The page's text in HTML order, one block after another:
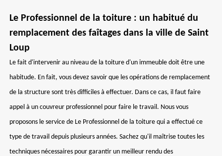
Le Professionnel de la toiture : un habitué du
remplacement des faîtages dans la ville de Saint
Loup
Le fait d'intervenir au niveau de la toiture d'un immeuble doit être une
habitude. En fait, vous devez savoir que les opérations de remplacement
de la structure sont très difficiles à effectuer. Dans ce cas, il faut faire
appel à un couvreur professionnel pour faire le travail. Nous vous
proposons le service de Le Professionnel de la toiture qui a effectué ce
type de travail depuis plusieurs années. Sachez qu'il maîtrise toutes les
techniques nécessaires pour garantir un meilleur rendu des